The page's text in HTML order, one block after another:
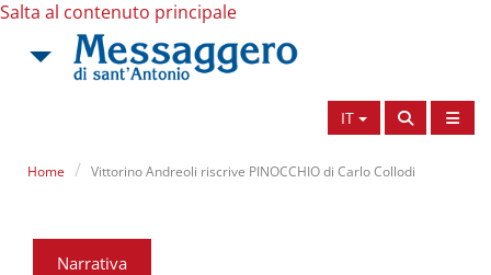
Salta al contenuto principale
IT
Home Vittorino Andreoli riscrive PINOCCHIO di Carlo Collodi
Narrativa